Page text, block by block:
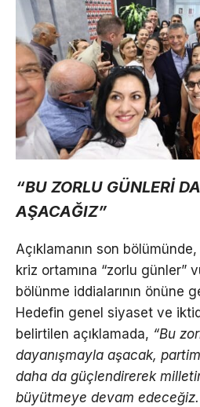
“BU ZORLU GÜNLERİ
AŞACAĞIZ”
Açıklamanın son
kriz ortamına “zorlu günler”
bölünme iddialarının önüne
Hedefin genel siyaset ve
belirtilen açıklamada, “Bu
dayanışmayla aşacak,
daha da güçlendirerek
büyütmeye devam